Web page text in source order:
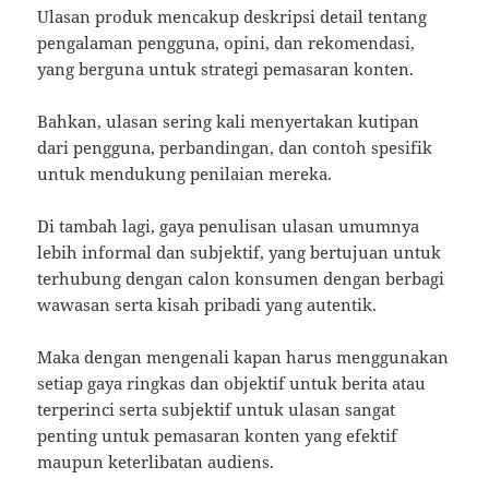
Ulasan produk mencakup deskripsi detail tentang
pengalaman pengguna, opini, dan rekomendasi,
yang berguna untuk strategi pemasaran konten.
Bahkan, ulasan sering kali menyertakan kutipan
dari pengguna, perbandingan, dan contoh spesifik
untuk mendukung penilaian mereka.
Di tambah lagi, gaya penulisan ulasan umumnya
lebih informal dan subjektif, yang bertujuan untuk
terhubung dengan calon konsumen dengan berbagi
wawasan serta kisah pribadi yang autentik.
Maka dengan mengenali kapan harus menggunakan
setiap gaya ringkas dan objektif untuk berita atau
terperinci serta subjektif untuk ulasan sangat
penting untuk pemasaran konten yang efektif
maupun keterlibatan audiens.